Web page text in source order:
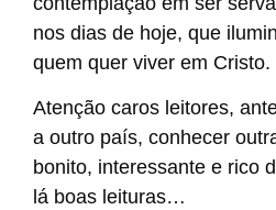
nos dias de hoje, que
quem quer viver em Cristo.
Atenção caros leitores,
a outro país, conhecer
bonito, interessante e rico
lá boas leituras…